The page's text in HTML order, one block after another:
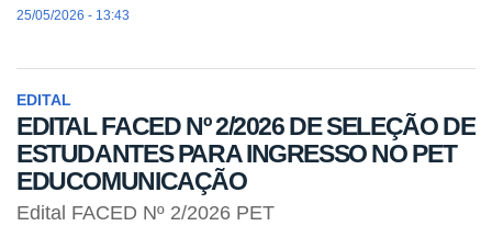
25/05/2026 - 13:43
EDITAL
EDITAL FACED Nº 2/2026 DE SELEÇÃO DE
ESTUDANTES PARA INGRESSO NO PET
EDUCOMUNICAÇÃO
Edital FACED Nº 2/2026 PET